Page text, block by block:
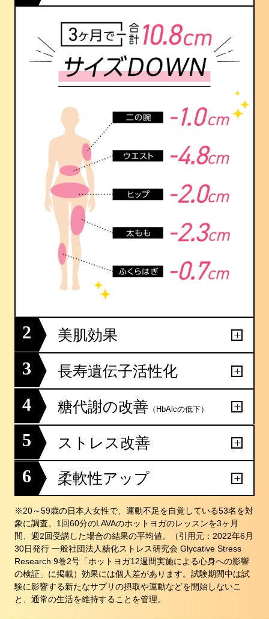
2 美肌効果
3 長寿遺伝子活性化
4 糖代謝の改善 （HbAlcの低下）
5 ストレス改善
6 柔軟性アップ
※20～59歳の日本人女性で、運動不足を自覚している53名を対
象に調査。1回60分のLAVAのホットヨガのレッスンを3ヶ月
間、週2回受講した場合の結果の平均値。（引用元：2022年6月
30日発行 一般社団法人糖化ストレス研究会 Glycative Stress
Research 9巻2号「ホットヨガ12週間実施による心身への影響
の検証」に掲載）効果には個人差があります。試験期間中は試
験に影響する新たなサプリの摂取や運動などを開始しないこ
と、通常の生活を維持することを管理。